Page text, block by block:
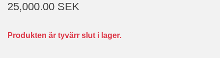
25,000.00 SEK
Produkten är tyvärr slut i lager.